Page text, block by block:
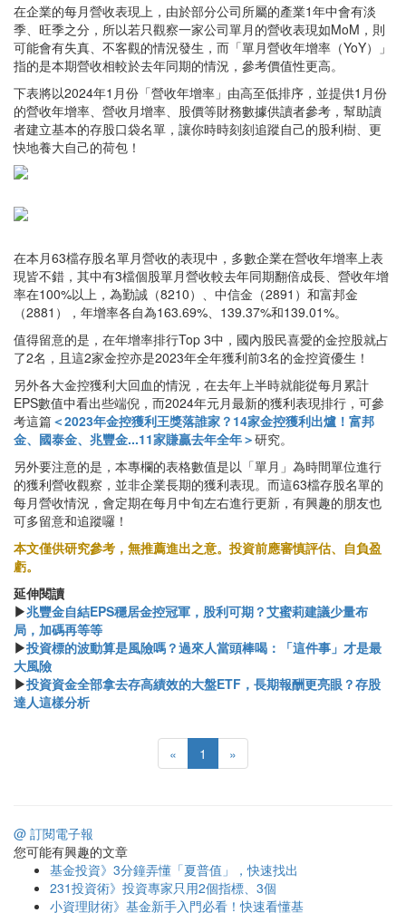
在企業的每月營收表現上，由於部分公司所屬的產業1年中會有淡
季、旺季之分，所以若只觀察一家公司單月的營收表現如MoM，則
可能會有失真、不客觀的情況發生，而「單月營收年增率（YoY）」
指的是本期營收相較於去年同期的情況，參考價值性更高。
下表將以2024年1月份「營收年增率」由高至低排序，並提供1月份
的營收年增率、營收月增率、股價等財務數據供讀者參考，幫助讀
者建立基本的存股口袋名單，讓你時時刻刻追蹤自己的股利樹、更
快地養大自己的荷包！
在本月63檔存股名單月營收的表現中，多數企業在營收年增率上表
現皆不錯，其中有3檔個股單月營收較去年同期翻倍成長、營收年增
率在100%以上，為勤誠（8210）、中信金（2891）和富邦金
（2881），年增率各自為163.69%、139.37%和139.01%。
值得留意的是，在年增率排行Top 3中，國內股民喜愛的金控股就占
了2名，且這2家金控亦是2023年全年獲利前3名的金控資優生！
另外各大金控獲利大回血的情況，在去年上半時就能從每月累計
EPS數值中看出些端倪，而2024年元月最新的獲利表現排行，可參
考這篇＜2023年金控獲利王獎落誰家？14家金控獲利出爐！富邦
金、國泰金、兆豐金...11家賺贏去年全年＞研究。
另外要注意的是，本專欄的表格數值是以「單月」為時間單位進行
的獲利營收觀察，並非企業長期的獲利表現。而這63檔存股名單的
每月營收情況，會定期在每月中旬左右進行更新，有興趣的朋友也
可多留意和追蹤囉！
本文僅供研究參考，無推薦進出之意。投資前應審慎評估、自負盈
虧。
延伸閱讀
▶兆豐金自結EPS穩居金控冠軍，股利可期？艾蜜莉建議少量布
局，加碼再等等
▶投資標的波動算是風險嗎？過來人當頭棒喝：「這件事」才是最
大風險
▶投資資金全部拿去存高績效的大盤ETF，長期報酬更亮眼？存股
達人這樣分析
« 1 »
@ 訂閱電子報
您可能有興趣的文章
基金投資》3分鐘弄懂「夏普值」，快速找出
231投資術》投資專家只用2個指標、3個
小資理財術》基金新手入門必看！快速看懂基